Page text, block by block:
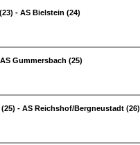
- AS Bielstein (24)
Gummersbach (25)
- AS Reichshof/Bergneustadt (26)